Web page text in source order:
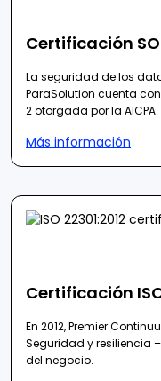
Certificación
La seguridad de los
ParaSolution cuenta
2 otorgada por la AICPA.
Más información
Certificación
En 2012, Premier
Seguridad y resiliencia
del negocio.